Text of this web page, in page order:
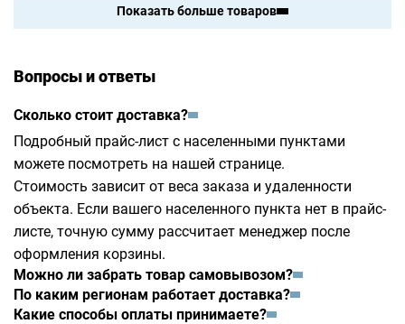
Показать больше товаров
Вопросы и ответы
Сколько стоит доставка?
Подробный прайс-лист с населенными пунктами
можете посмотреть на нашей странице.
Стоимость зависит от веса заказа и удаленности
объекта. Если вашего населенного пункта нет в прайс-
листе, точную сумму рассчитает менеджер после
оформления корзины.
Можно ли забрать товар самовывозом?
По каким регионам работает доставка?
Какие способы оплаты принимаете?